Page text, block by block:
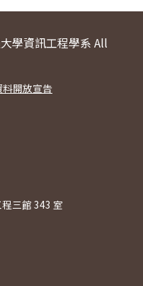
學資訊工程學系 All
料開放宣告
三館 343 室